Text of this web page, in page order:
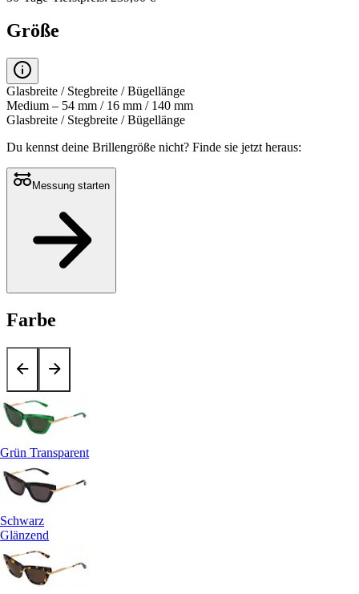
Größe
Glasbreite / Stegbreite / Bügellänge
Medium – 54 mm / 16 mm / 140 mm
Glasbreite / Stegbreite / Bügellänge
Du kennst deine Brillengröße nicht? Finde sie jetzt heraus:
Messung starten
Farbe
Grün Transparent
Schwarz
Glänzend